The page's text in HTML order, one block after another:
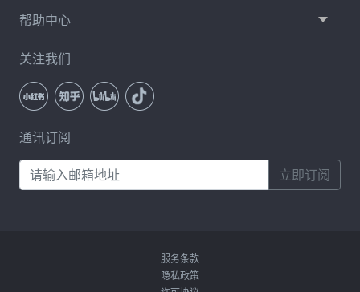
帮助中心
关注我们
通讯订阅
立即订阅
服务条款
隐私政策